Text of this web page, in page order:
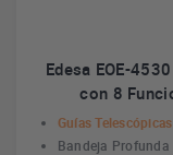
Edesa EOE-
con 8
Guías Telescópicas
Bandeja Profunda